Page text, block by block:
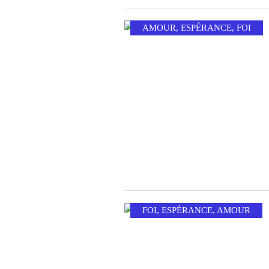
AMOUR, ESPÉRANCE, FOI
FOI, ESPÉRANCE, AMOUR